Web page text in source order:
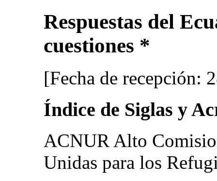
Respuestas del
cuestiones *
[Fecha de recepción:
Índice de Siglas y
ACNUR Alto
Unidas para los